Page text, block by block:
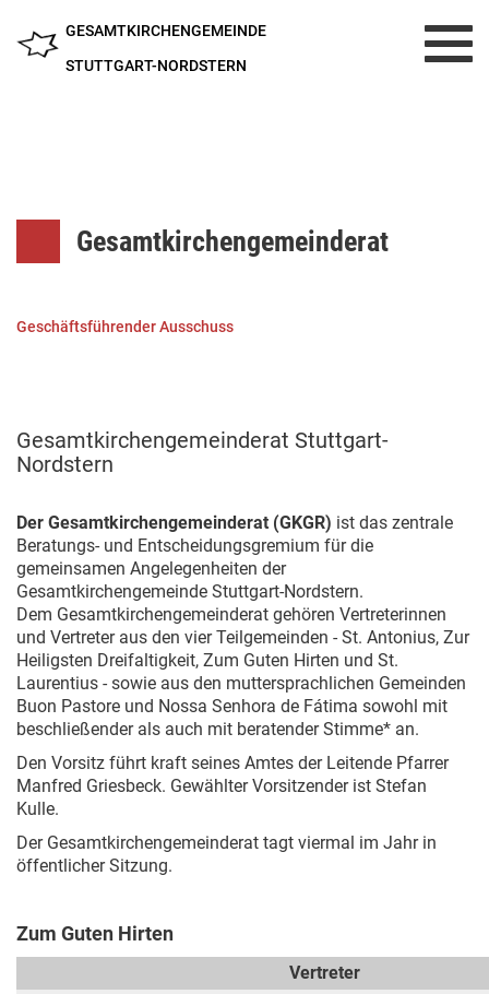
GESAMTKIRCHENGEMEINDE
STUTTGART-NORDSTERN
Gesamtkirchengemeinderat
Geschäftsführender Ausschuss
Gesamtkirchengemeinderat Stuttgart-
Nordstern
Der Gesamtkirchengemeinderat (GKGR) ist das zentrale
Beratungs- und Entscheidungsgremium für die
gemeinsamen Angelegenheiten der
Gesamtkirchengemeinde Stuttgart-Nordstern.
Dem Gesamtkirchengemeinderat gehören Vertreterinnen
und Vertreter aus den vier Teilgemeinden - St. Antonius, Zur
Heiligsten Dreifaltigkeit, Zum Guten Hirten und St.
Laurentius - sowie aus den muttersprachlichen Gemeinden
Buon Pastore und Nossa Senhora de Fátima sowohl mit
beschließender als auch mit beratender Stimme* an.
Den Vorsitz führt kraft seines Amtes der Leitende Pfarrer
Manfred Griesbeck. Gewählter Vorsitzender ist Stefan
Kulle.
Der Gesamtkirchengemeinderat tagt viermal im Jahr in
öffentlicher Sitzung.
Zum Guten Hirten
Vertreter